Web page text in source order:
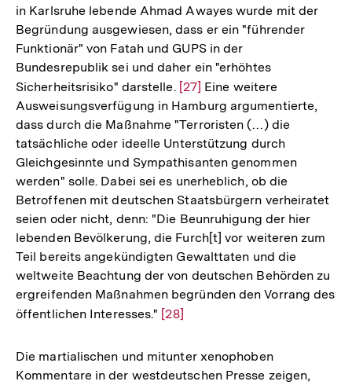
Auflösung
der
in Karlsruhe lebende Ahmad Awayes wurde mit der
Begründung ausgewiesen, dass er ein "führender
Funktionär" von Fatah und GUPS in der
Bundesrepublik sei und daher ein "erhöhtes
Sicherheitsrisiko" darstelle. Zur
Auflösung
der
Fußnote
[27] Eine weitere
Ausweisungsverfügung in Hamburg argumentierte,
dass durch die Maßnahme "Terroristen (…) die
tatsächliche oder ideelle Unterstützung durch
Gleichgesinnte und Sympathisanten genommen
werden" solle. Dabei sei es unerheblich, ob die
Betroffenen mit deutschen Staatsbürgern verheiratet
seien oder nicht, denn: "Die Beunruhigung der hier
lebenden Bevölkerung, die Furch[t] vor weiteren zum
Teil bereits angekündigten Gewalttaten und die
weltweite Beachtung der von deutschen Behörden zu
ergreifenden Maßnahmen begründen den Vorrang des
öffentlichen Interesses." Zur
der
Fußnote
[28]
Die martialischen und mitunter xenophoben
Kommentare in der westdeutschen Presse zeigen,